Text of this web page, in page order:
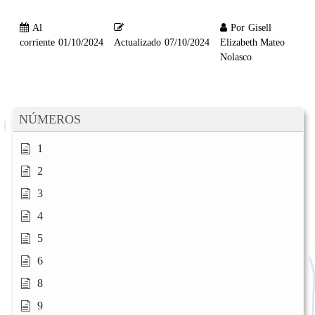
NÚMEROS
1
2
3
4
5
6
8
9
Al
corriente 01/10/2024 Actualizado 07/10/2024
Por Gisell
Elizabeth Mateo
Nolasco